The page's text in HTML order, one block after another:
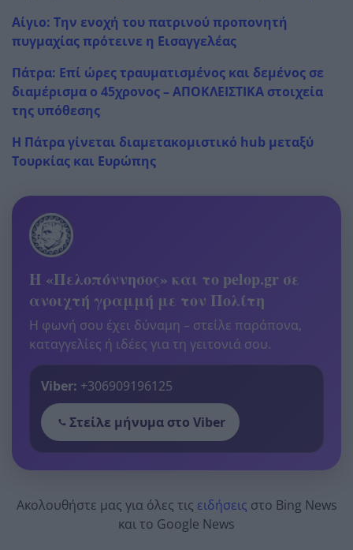
Αίγιο: Την ενοχή του πατρινού προπονητή
πυγμαχίας πρότεινε η Εισαγγελέας
Πάτρα: Επί ώρες τραυματισμένος και δεμένος σε
διαμέρισμα ο 45χρονος – ΑΠΟΚΛΕΙΣΤΙΚΑ στοιχεία
της υπόθεσης
Η Πάτρα γίνεται διαμετακομιστικό hub μεταξύ
Τουρκίας και Ευρώπης
Η «Πελοπόννησος» και το pelop.gr σε
ανοιχτή γραμμή με τον Πολίτη
Η φωνή σου έχει δύναμη – στείλε παράπονα,
καταγγελίες ή ιδέες για τη γειτονιά σου.
Viber: +306909196125
Στείλε μήνυμα στο Viber
Ακολουθήστε μας για όλες τις ειδήσεις στο Bing News
και το Google News